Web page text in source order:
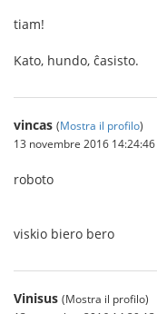
tiam!
Kato, hundo, ĉasisto.
vincas (Mostra il profilo)
13 novembre 2016 14:24:46
roboto
viskio biero bero
Vinisus (Mostra il profilo)